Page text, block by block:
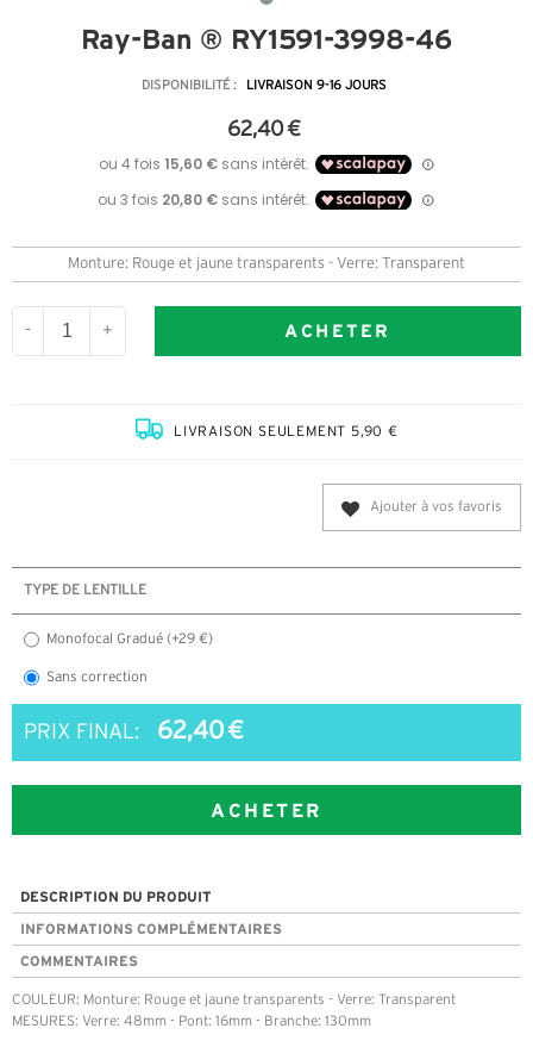
Ray-Ban ® RY1591-3998-46
DISPONIBILITÉ : LIVRAISON 9-16 JOURS
62,40 €
Monture: Rouge et jaune transparents - Verre: Transparent
- + ACHETER
LIVRAISON SEULEMENT 5,90 €
Ajouter à vos favoris
TYPE DE LENTILLE
Monofocal Gradué (+29 €)
Sans correction
PRIX FINAL: 62,40 €
ACHETER
DESCRIPTION DU PRODUIT
INFORMATIONS COMPLÉMENTAIRES
COMMENTAIRES
COULEUR: Monture: Rouge et jaune transparents - Verre: Transparent
MESURES: Verre: 48mm - Pont: 16mm - Branche: 130mm